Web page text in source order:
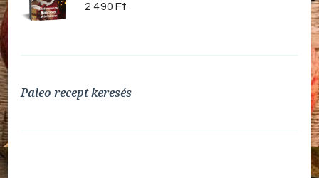
2 490Ft
Paleo recept keresés